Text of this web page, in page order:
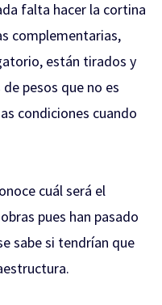
falta hacer la cortina
complementarias,
están tirados y
pesos que no es
condiciones cuando
cuál será el
pues han pasado
sabe si tendrían que